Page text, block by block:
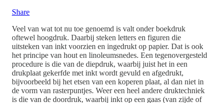
Share
Veel van wat tot nu toe genoemd is valt onder boekdruk
oftewel hoogdruk. Daarbij steken letters en figuren die
uitsteken van inkt voorzien en ingedrukt op papier. Dat is ook
het principe van hout en linoleumsnedes. Een tegenovergesteld
procedure is die van de diepdruk, waarbij juist het in een
drukplaat gekerfde met inkt wordt gevuld en afgedrukt,
bijvoorbeeld bij het etsen van een koperen plaat, al dan niet in
de vorm van rasterpuntjes. Weer een heel andere druktechniek
is die van de doordruk, waarbij inkt op een gaas (van zijde of